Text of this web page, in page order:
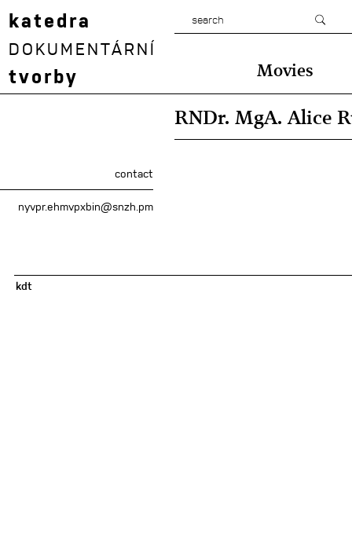
katedra
DOKUMENTÁRNÍ
tvorby Movies
contact
nyvpr.ehmvpxbin@snzh.pm
RNDr. MgA. Alice
kdt